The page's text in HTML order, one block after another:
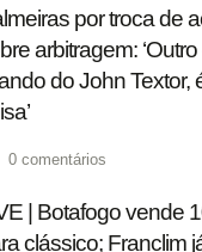
por troca de
arbitragem:
do John Textor,
0 comentários
| Botafogo vende
clássico; Franclim